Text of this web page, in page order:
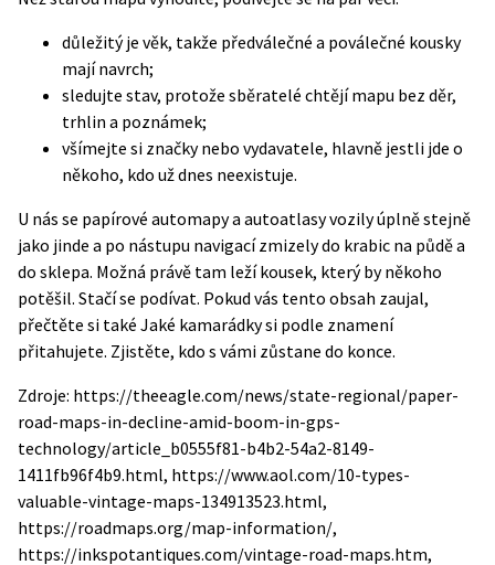
důležitý je věk, takže předválečné a poválečné kousky
mají navrch;
sledujte stav, protože sběratelé chtějí mapu bez děr,
trhlin a poznámek;
všímejte si značky nebo vydavatele, hlavně jestli jde o
někoho, kdo už dnes neexistuje.
U nás se papírové automapy a autoatlasy vozily úplně stejně
jako jinde a po nástupu navigací zmizely do krabic na půdě a
do sklepa. Možná právě tam leží kousek, který by někoho
potěšil. Stačí se podívat. Pokud vás tento obsah zaujal,
přečtěte si také Jaké kamarádky si podle znamení
přitahujete. Zjistěte, kdo s vámi zůstane do konce.
Zdroje: https://theeagle.com/news/state-regional/paper-
road-maps-in-decline-amid-boom-in-gps-
technology/article_b0555f81-b4b2-54a2-8149-
1411fb96f4b9.html, https://www.aol.com/10-types-
valuable-vintage-maps-134913523.html,
https://roadmaps.org/map-information/,
https://inkspotantiques.com/vintage-road-maps.htm,